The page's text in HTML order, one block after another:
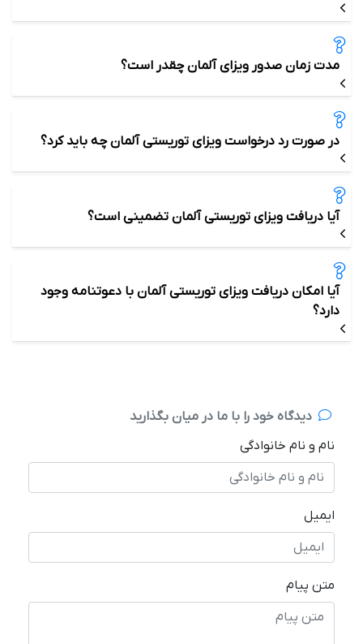
مدت زمان صدور ویزای آلمان چقدر است؟
در صورت رد درخواست ویزای توریستی آلمان چه باید کرد؟
آیا دریافت ویزای توریستی آلمان تضمینی است؟
آیا امکان دریافت ویزای توریستی آلمان با دعوتنامه وجود
دارد؟
دیدگاه خود را با ما در میان بگذارید
نام و نام خانوادگی
ایمیل
متن پیام